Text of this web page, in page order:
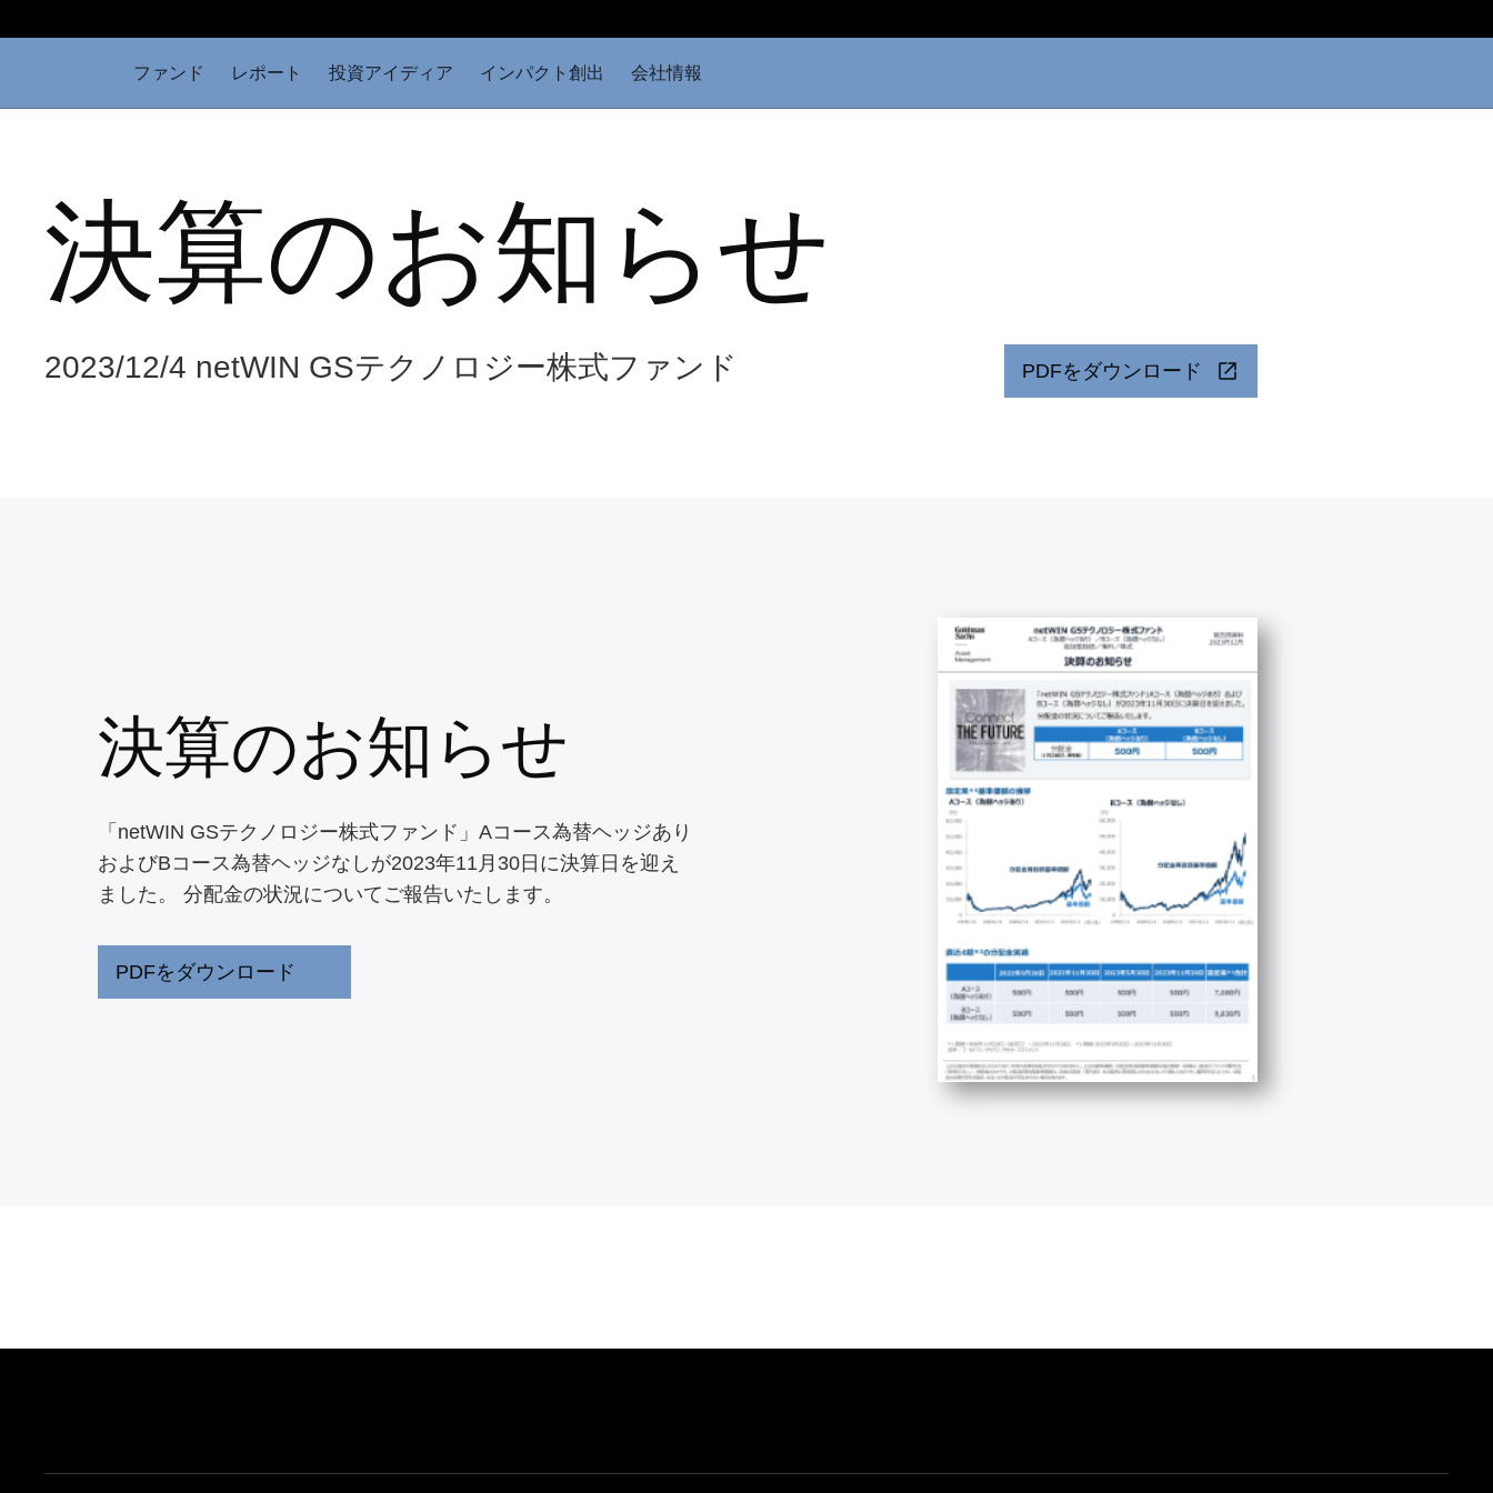
ファンド レポート 投資アイディア インパクト創出 会社情報
決算のお知らせ
2023/12/4 netWIN GSテクノロジー株式ファンド PDFをダウンロード
決算のお知らせ
「netWIN GSテクノロジー株式ファンド」Aコース為替ヘッジあり
およびBコース為替ヘッジなしが2023年11月30日に決算日を迎え
ました。 分配金の状況についてご報告いたします。
PDFをダウンロード